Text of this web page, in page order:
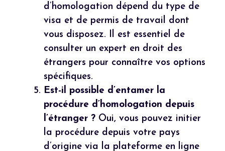
d’homologation dépend du type de
visa et de permis de travail dont
vous disposez. Il est essentiel de
consulter un expert en droit des
étrangers pour connaître vos options
spécifiques.
Est-il possible d’entamer la
procédure d’homologation depuis
l’étranger ? Oui, vous pouvez initier
la procédure depuis votre pays
d’origine via la plateforme en ligne